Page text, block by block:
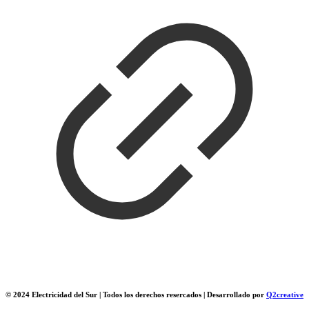
© 2024 Electricidad del Sur | Todos los derechos resercados | Desarrollado por Q2creative